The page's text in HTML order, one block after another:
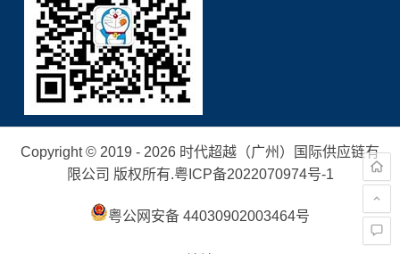
Copyright © 2019 - 2026 时代超越（广州）国际供应链有
限公司 版权所有.粤ICP备2022070974号-1
粤公网安备 44030902003464号